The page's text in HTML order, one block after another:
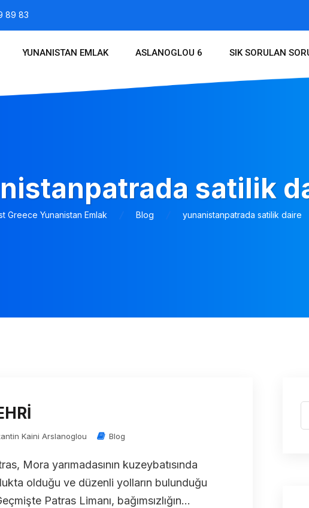
89 83
YUNANISTAN EMLAK ASLANOGLOU 6 SIK SORULAN
satilik
Greece Yunanistan Emlak Blog yunanistanpatrada satilik daire
Kaini Arslanoglou Blog
Mora yarımadasının kuzeybatısında
olduğu ve düzenli yolların bulunduğu
Patras Limanı, bağımsızlığın...